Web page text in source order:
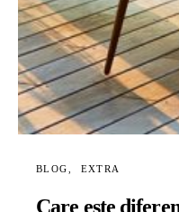
BLOG EXTRA
Care este